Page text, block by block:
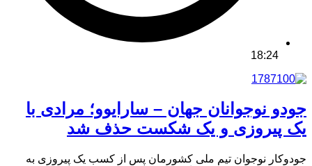
18:24
جودو نوجوانان جهان – سارایوو؛ مرادی با
یک پیروزی و یک شکست حذف شد
جودوکار نوجوان تیم ملی کشورمان پس از کسب یک پیروزی به